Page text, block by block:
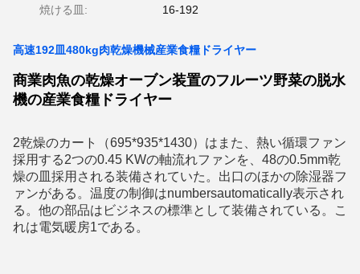
焼ける皿: 16-192
高速192皿480kg肉乾燥機械産業食糧ドライヤー
商業肉魚の乾燥オーブン装置のフルーツ野菜の脱水
機の産業食糧ドライヤー
2乾燥のカート（695*935*1430）はまた、熱い循環ファン
採用する2つの0.45 KWの軸流れファンを、48の0.5mm乾
燥の皿採用される装備されていた。出口のほかの除湿器フ
ァンがある。温度の制御はnumbersautomatically表示され
る。他の部品はビジネスの標準として装備されている。こ
れは電気暖房1である。